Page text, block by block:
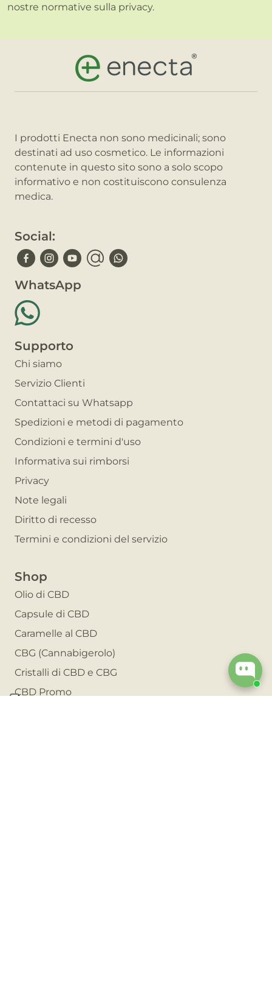
nostre normative sulla privacy.
I prodotti Enecta non sono medicinali; sono
destinati ad uso cosmetico. Le informazioni
contenute in questo sito sono a solo scopo
informativo e non costituiscono consulenza
medica.
Social:
WhatsApp
Supporto
Chi siamo
Servizio Clienti
Contattaci su Whatsapp
Spedizioni e metodi di pagamento
Condizioni e termini d'uso
Informativa sui rimborsi
Privacy
Note legali
Diritto di recesso
Termini e condizioni del servizio
Shop
Olio di CBD
Capsule di CBD
Caramelle al CBD
CBG (Cannabigerolo)
Cristalli di CBD e CBG
CBD Promo